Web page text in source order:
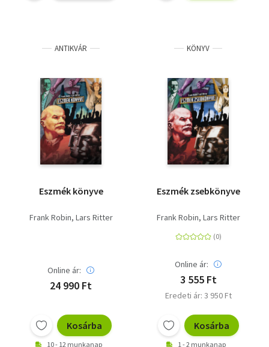
ANTIKVÁR
Eszmék könyve
Frank Robin Lars Ritter
Online ár:
24 990 Ft
Kosárba
10 - 12 munkanap
KÖNYV
Eszmék zsebkönyve
Frank Robin Lars Ritter
Online ár:
3 555 Ft
Eredeti ár: 3 950 Ft
Kosárba
1 - 2 munkanap